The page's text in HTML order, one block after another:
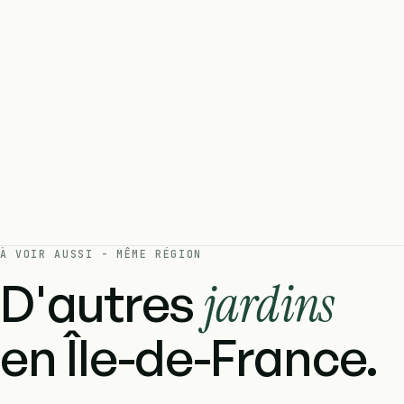
À VOIR AUSSI - MÊME RÉGION
D'autresjardins
en Île-de-France.